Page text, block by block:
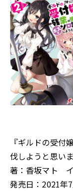
『ギルドの受付
伐しようと思い
著：香坂マト
発売日：2021年